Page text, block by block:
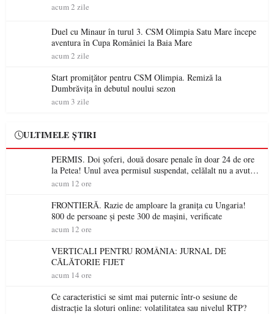
acum 2 zile
Duel cu Minaur în turul 3. CSM Olimpia Satu Mare începe
aventura în Cupa României la Baia Mare
acum 2 zile
Start promițător pentru CSM Olimpia. Remiză la
Dumbrăvița în debutul noului sezon
acum 3 zile
ULTIMELE ȘTIRI
PERMIS. Doi șoferi, două dosare penale în doar 24 de ore
la Petea! Unul avea permisul suspendat, celălalt nu a avut
niciodată permis
acum 12 ore
FRONTIERĂ. Razie de amploare la granița cu Ungaria!
800 de persoane și peste 300 de mașini, verificate
acum 12 ore
VERTICALI PENTRU ROMÂNIA: JURNAL DE
CĂLĂTORIE FIJET
acum 14 ore
Ce caracteristici se simt mai puternic într-o sesiune de
distracție la sloturi online: volatilitatea sau nivelul RTP?